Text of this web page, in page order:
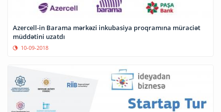
Azercell-in Barama mərkəzi inkubasiya proqramına müraciət
müddətini uzatdı
10-09-2018